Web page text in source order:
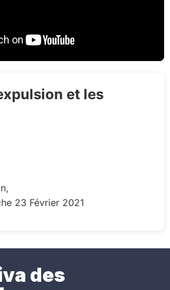
et les
23 Février 2021
des